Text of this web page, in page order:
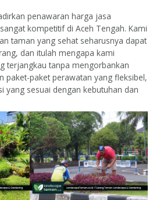
penawaran harga jasa
kompetitif di Aceh Tengah. Kami
taman yang sehat seharusnya dapat
dan itulah mengapa kami
terjangkau tanpa mengorbankan
paket-paket perawatan yang fleksibel,
yang sesuai dengan kebutuhan dan